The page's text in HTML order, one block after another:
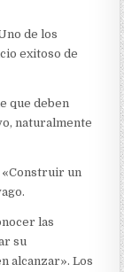
de los
exitoso de
que deben
naturalmente
«Construir un
las
su
alcanzar». Los